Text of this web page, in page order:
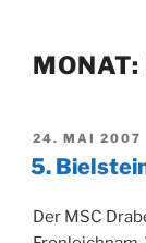
MONAT:
AM
24. MAI 2007
5.
Der MSC